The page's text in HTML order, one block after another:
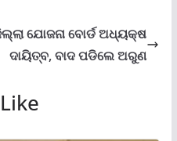
ଯୋଜନା ବୋର୍ଡ ଅଧ୍ୟକ୍ଷ
ଦାୟିତ୍ବ, ବାଦ ପଡିଲେ ଅରୁଣ